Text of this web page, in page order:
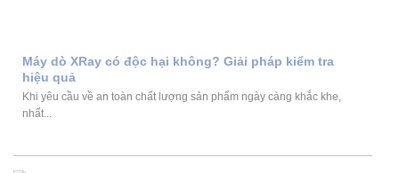
Máy dò XRay có độc hại không? Giải pháp kiểm tra
hiệu quả
Khi yêu cầu về an toàn chất lượng sản phẩm ngày càng khắc khe,
nhất...